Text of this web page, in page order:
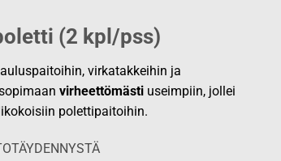
(2 kpl/pss)
virkatakkeihin ja
virheettömästi useimpiin, jollei
polettipaitoihin.